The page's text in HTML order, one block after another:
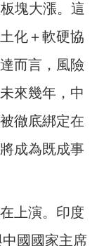
塊大漲。這
化＋軟硬協
而言，風險
來幾年，中
徹底綁定在
成為既成事
上演。印度
中國國家主席